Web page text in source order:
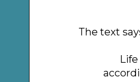
The text